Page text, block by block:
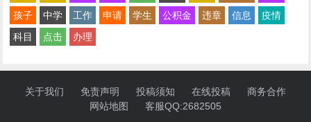
孩子
中学 工作 申请 学生 公积金 违章 信息
疫情
科目
点击 办理
关于我们 免责声明 投稿须知 在线投稿
商务合作
网站地图
客服QQ:2682505